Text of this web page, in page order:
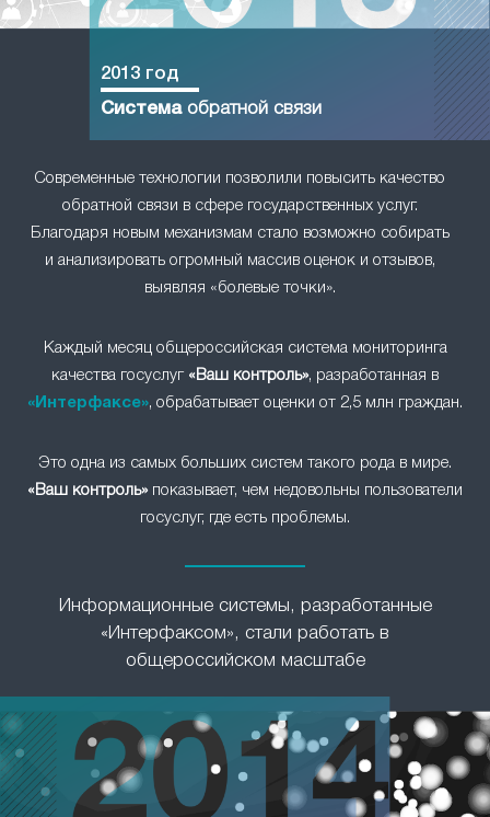
Современные технологии позволили повысить качество
обратной связи в сфере государственных услуг.
Благодаря новым механизмам стало возможно собирать
и анализировать огромный массив оценок и отзывов,
выявляя «болевые точки».
2013 год
Системаобратной связи
Каждый месяц общероссийская система мониторинга
качества госуслуг «Ваш контроль», разработанная в
«Интерфаксе», обрабатывает оценки от 2,5 млн граждан.
Это одна из самых больших систем такого рода в мире.
«Ваш контроль»показывает, чем недовольны пользователи
госуслуг, где есть проблемы.
Информационные системы, разработанные
«Интерфаксом», стали работать в
общероссийском масштабе